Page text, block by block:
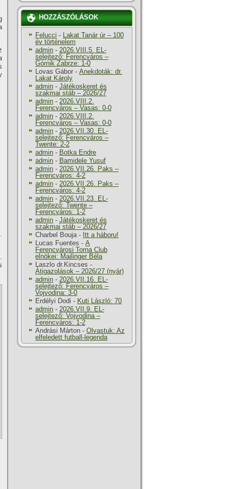
HOZZÁSZÓLÁSOK
Felucci - Lakat Tanár úr – 100
év történelem
admin - 2026.VIII.5. EL-
selejtező: Ferencváros –
Górnik Zabrze: 1-0
Lovas Gábor - Anekdoták: dr.
Lakat Károly
admin - Játékoskeret és
szakmai stáb – 2026/27
admin - 2026.VIII.2.
Ferencváros – Vasas: 0-0
admin - 2026.VIII.2.
Ferencváros – Vasas: 0-0
admin - 2026.VII.30. EL-
selejtező: Ferencváros –
Twente: 2-2
admin - Botka Endre
admin - Bamidele Yusuf
admin - 2026.VII.26. Paks –
Ferencváros: 4-2
admin - 2026.VII.26. Paks –
Ferencváros: 4-2
admin - 2026.VII.23. EL-
selejtező: Twente –
Ferencváros: 1-2
admin - Játékoskeret és
szakmai stáb – 2026/27
Charbel Bouja- Itt a háboru!
Lucas Fuentes - A
Ferencvárosi Torna Club
elnökei: Mailinger Béla
Laszlo dr.Kincses -
Átigazolások – 2026/27 (nyár)
admin - 2026.VII.16. EL-
selejtező: Ferencváros –
Vojvodina: 3-0
Erdélyi Dodi - Kuti László: 70
admin - 2026.VII.9. EL-
selejtező: Vojvodina –
Ferencváros: 1-2
Andrási Márton - Olvastuk: Az
elfeledett futball-legenda